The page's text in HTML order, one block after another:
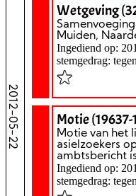
2012-05-22
Wetgeving
Muiden,
Ingediend op:
stemgedrag:
Motie
Motie van het
asielzoekers
ambtsbericht is
Ingediend op:
stemgedrag: